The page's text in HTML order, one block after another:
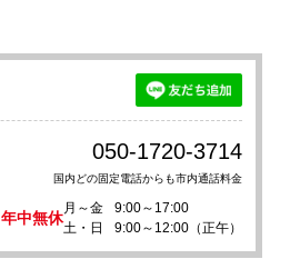
050-1720-3714
国内どの固定電話からも市内通話料金
年中無休
月～金
9:00～17:00
土・日
9:00～12:00（正午）